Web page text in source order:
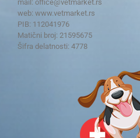
mail: office@vetmarket.rs
web: www.vetmarket.rs
PIB: 112041976
Matični broj: 21595675
Šifra delatnosti: 4778